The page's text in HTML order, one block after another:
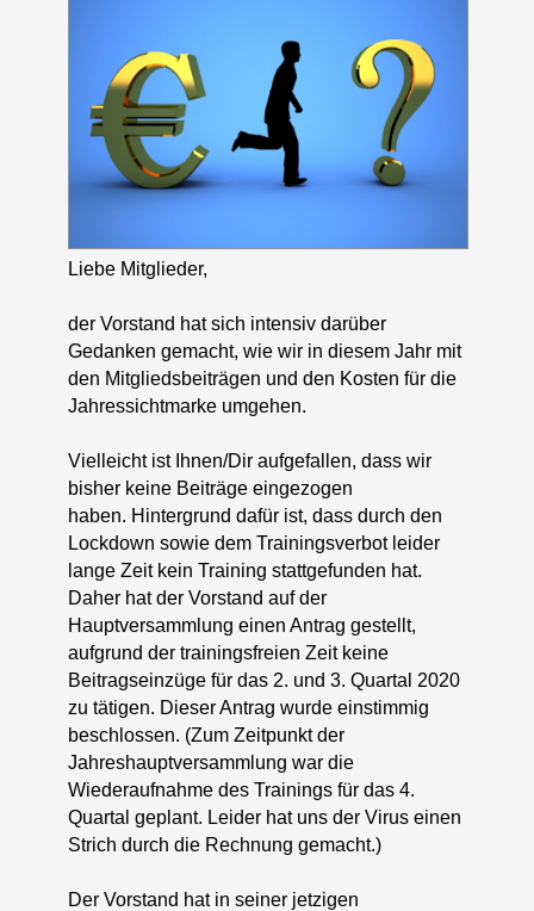
Liebe Mitglieder,
der Vorstand hat sich intensiv darüber
Gedanken gemacht, wie wir in diesem Jahr mit
den Mitgliedsbeiträgen und den Kosten für die
Jahressichtmarke umgehen.
Vielleicht ist Ihnen/Dir aufgefallen, dass wir
bisher keine Beiträge eingezogen
haben. Hintergrund dafür ist, dass durch den
Lockdown sowie dem Trainingsverbot leider
lange Zeit kein Training stattgefunden hat.
Daher hat der Vorstand auf der
Hauptversammlung einen Antrag gestellt,
aufgrund der trainingsfreien Zeit keine
Beitragseinzüge für das 2. und 3. Quartal 2020
zu tätigen. Dieser Antrag wurde einstimmig
beschlossen. (Zum Zeitpunkt der
Jahreshauptversammlung war die
Wiederaufnahme des Trainings für das 4.
Quartal geplant. Leider hat uns der Virus einen
Strich durch die Rechnung gemacht.)
Der Vorstand hat in seiner jetzigen